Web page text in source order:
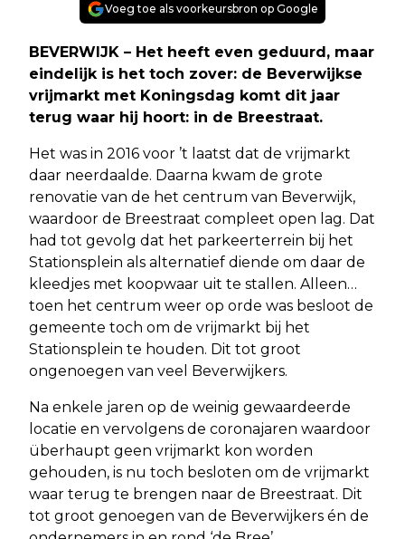
Voeg toe als voorkeursbron op Google
BEVERWIJK – Het heeft even geduurd, maar
eindelijk is het toch zover: de Beverwijkse
vrijmarkt met Koningsdag komt dit jaar
terug waar hij hoort: in de Breestraat.
Het was in 2016 voor ’t laatst dat de vrijmarkt
daar neerdaalde. Daarna kwam de grote
renovatie van de het centrum van Beverwijk,
waardoor de Breestraat compleet open lag. Dat
had tot gevolg dat het parkeerterrein bij het
Stationsplein als alternatief diende om daar de
kleedjes met koopwaar uit te stallen. Alleen…
toen het centrum weer op orde was besloot de
gemeente toch om de vrijmarkt bij het
Stationsplein te houden. Dit tot groot
ongenoegen van veel Beverwijkers.
Na enkele jaren op de weinig gewaardeerde
locatie en vervolgens de coronajaren waardoor
überhaupt geen vrijmarkt kon worden
gehouden, is nu toch besloten om de vrijmarkt
waar terug te brengen naar de Breestraat. Dit
tot groot genoegen van de Beverwijkers én de